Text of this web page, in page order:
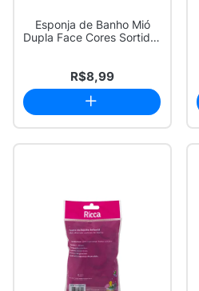
Esponja de Banho Mió
Dupla Face Cores Sortidas
R$8,99